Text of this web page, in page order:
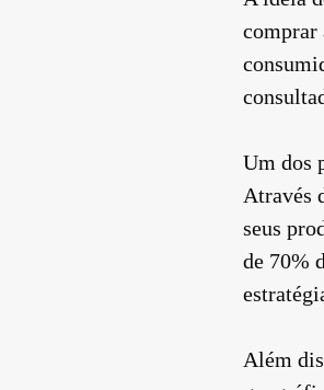
comprar
Um dos
Através
seus
de 70%
Além